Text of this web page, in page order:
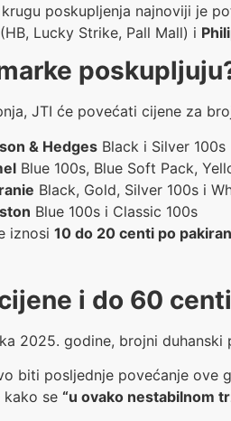
poskupljenja najnoviji je
(HB, Lucky Strike, Pall Mall) i
JTI će povećati cijene za
& Hedges Black i Silver 100s
Blue 100s, Blue Soft Pack,
Black, Gold, Silver 100s i
Blue 100s i Classic 100s
iznosi 10 do 20 centi po
i do 60
2025. godine, brojni duhanski
biti posljednje povećanje ove
kako se “u ovako nestabilnom